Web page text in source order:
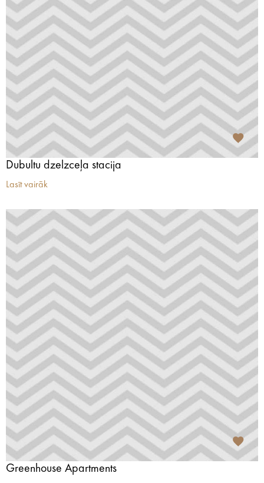
Dubultu dzelzceļa stacija
Lasīt vairāk
Greenhouse Apartments